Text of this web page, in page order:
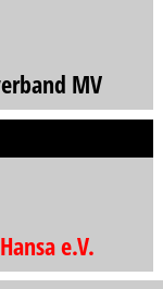
MV
e.V.